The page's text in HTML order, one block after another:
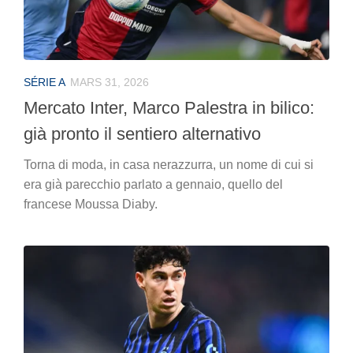
SÉRIE A MARS 31, 2026
Mercato Inter, Marco Palestra in bilico:
già pronto il sentiero alternativo
Torna di moda, in casa nerazzurra, un nome di cui si
era già parecchio parlato a gennaio, quello del
francese Moussa Diaby.